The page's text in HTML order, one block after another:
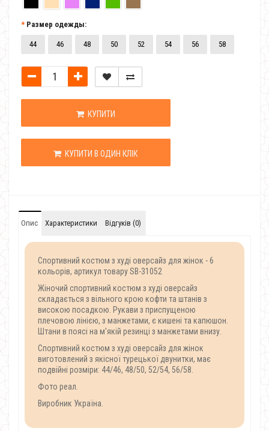
Размер одежды:
44 46 48 50 52 54 56 58
КУПИТИ
КУПИТИ В ОДИН КЛІК
Опис Характеристики Відгуків (0)
Спортивний костюм з худі оверсайз для жінок - 6
кольорів, артикул товару SB-31052
Жіночий спортивний костюм з худі оверсайз
складається з вільного крою кофти та штанів з
високою посадкою. Рукави з приспущеною
плечовою лінією, з манжетами, є кишені та капюшон.
Штани в поясі на м'якій резинці з манжетами внизу.
Спортивний костюм з худі оверсайз для жінок
виготовлений з якісної турецької двунитки, має
подвійні розміри: 44/46, 48/50, 52/54, 56/58.
Фото реал.
Виробник Україна.